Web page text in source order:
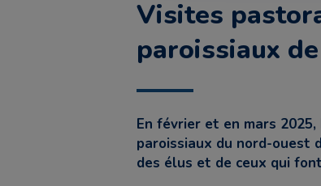
Visites
paroissiaux
En février et en mars 2025,
paroissiaux du nord-ouest
des élus et de ceux qui